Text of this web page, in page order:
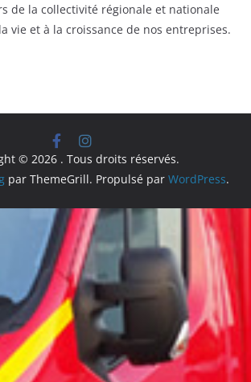
de la collectivité régionale et nationale
vie et à la croissance de nos entreprises.
© 2026 . Tous droits réservés.
par ThemeGrill. Propulsé par WordPress.